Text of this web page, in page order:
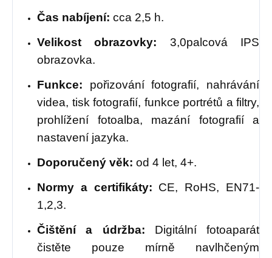
Čas nabíjení: cca 2,5 h.
Velikost obrazovky: 3,0palcová IPS
obrazovka.
Funkce: pořizování fotografií, nahrávání
videa, tisk fotografií, funkce portrétů a filtry,
prohlížení fotoalba, mazání fotografií a
nastavení jazyka.
Doporučený věk: od 4 let, 4+.
Normy a certifikáty: CE, RoHS, EN71-
1,2,3.
Čištění a údržba: Digitální fotoaparát
čistěte pouze mírně navlhčeným